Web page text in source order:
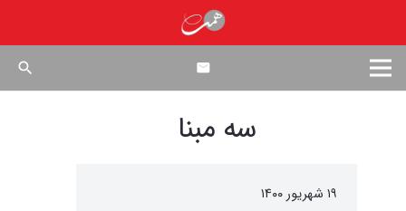
search
سه مبنا
۱۹ شهریور ۱۴۰۰